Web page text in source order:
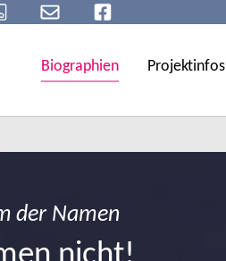
Biographien Projektinfos
der Namen